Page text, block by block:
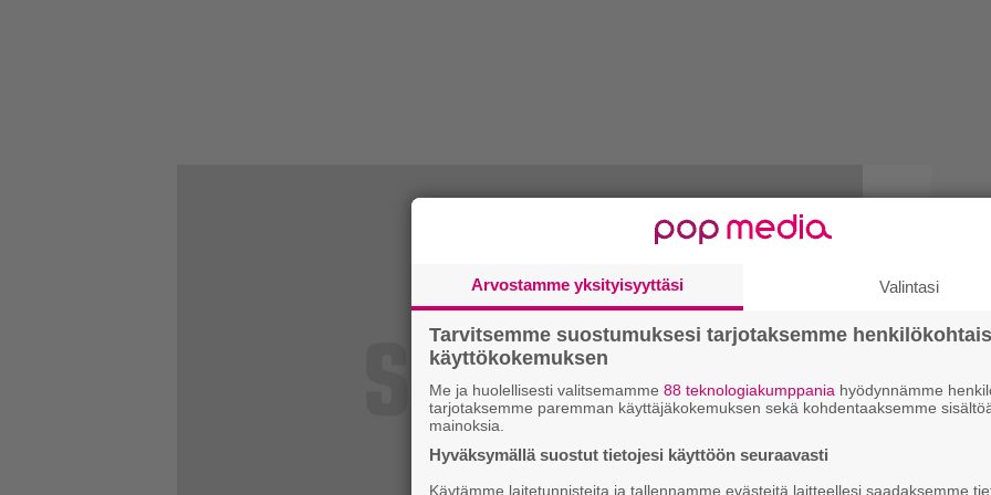
Arvostamme yksityisyyttäsi Valintasi
Tarvitsemme suostumuksesi tarjotaksemme
käyttökokemuksen
Me ja huolellisesti valitsemamme 88 teknologiakumppania hyödynnämme
tarjotaksemme paremman käyttäjäkokemuksen sekä kohdentaaksemme
mainoksia.
Hyväksymällä suostut tietojesi käyttöön seuraavasti
Käytämme laitetunnisteita ja tallennamme evästeitä laitteellesi saadaksemme